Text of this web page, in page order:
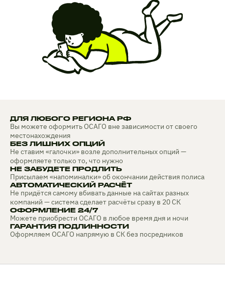
ДЛЯ ЛЮБОГО РЕГИОНА РФ
Вы можете оформить ОСАГО вне зависимости от своего
местонахождения
БЕЗ ЛИШНИХ ОПЦИЙ
Не ставим «галочки» возле дополнительных опций —
оформляете только то, что нужно
НЕ ЗАБУДЕТЕ ПРОДЛИТЬ
Присылаем «напоминалки» об окончании действия полиса
АВТОМАТИЧЕСКИЙ РАСЧЁТ
Не придётся самому вбивать данные на сайтах разных
компаний — система сделает расчёты сразу в 20 СК
ОФОРМЛЕНИЕ 24/7
Можете приобрести ОСАГО в любое время дня и ночи
ГАРАНТИЯ ПОДЛИННОСТИ
Оформляем ОСАГО напрямую в СК без посредников